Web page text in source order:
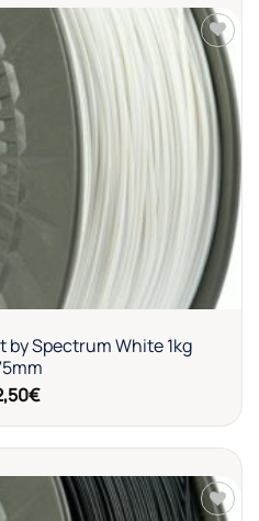
Añadir
a la
lista de
deseos
by Spectrum White 1kg
€